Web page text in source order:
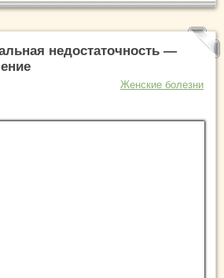
недостаточность —
Женские болезни